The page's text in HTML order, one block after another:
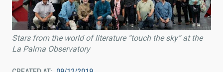
Stars from the world of literature “touch the sky” at the
La Palma Observatory